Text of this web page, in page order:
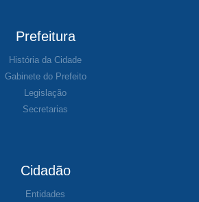
Prefeitura
História da Cidade
Gabinete do Prefeito
Legislação
Secretarias
Cidadão
Entidades